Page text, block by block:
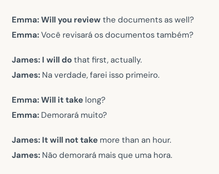
Emma:Will you reviewthe documents as well?
Emma:Você revisará os documentos também?
James: I will dothat first, actually.
James: Na verdade, farei isso primeiro.
Emma:Will it take long?
Emma: Demorará muito?
James: It will not take more than an hour.
James: Não demorará mais que uma hora.